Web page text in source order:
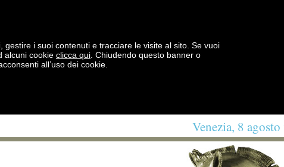
i suoi contenuti e tracciare le visite al sito. Se vuoi
alcuni cookie clicca qui . Chiudendo questo banner o
all’uso dei cookie.
Venezia, 8